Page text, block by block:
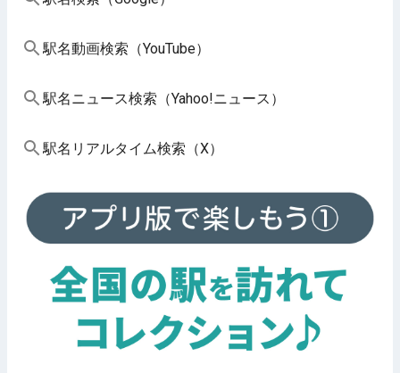
駅名動画検索（YouTube）
駅名ニュース検索（Yahoo!ニュース）
駅名リアルタイム検索（X）